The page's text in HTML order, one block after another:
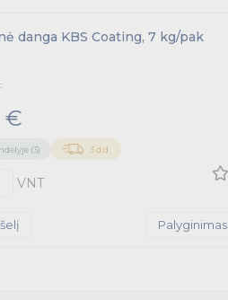
danga KBS Coating, 7 kg/pak
€
(3) 3 d.d.
VNT
Palyginimas